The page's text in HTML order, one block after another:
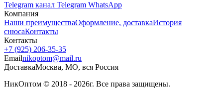
Telegram канал Telegram WhatsApp
Компания
Наши преимуществаОформление, доставкаИстория
снюсаКонтакты
Контакты
+7 (925) 206‑35‑35
Emailnikoptom@mail.ru
ДоставкаМосква, МО, вся Россия
НикОптом © 2018 - 2026г. Все права защищены.